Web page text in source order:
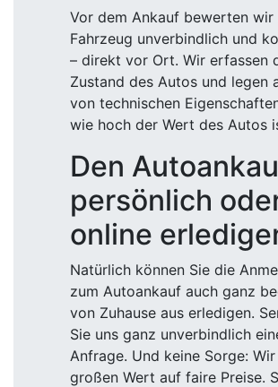
Vor dem Ankauf bewerten wir
Fahrzeug unverbindlich und
– direkt vor Ort. Wir erfassen
Zustand des Autos und legen
von technischen
wie hoch der Wert des Autos
Den
persönlich
online
Natürlich können Sie die
zum Autoankauf auch ganz
von Zuhause aus erledigen.
Sie uns ganz unverbindlich
Anfrage. Und keine Sorge:
großen Wert auf faire Preise.